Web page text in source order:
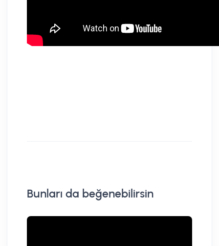
Bunları da beğenebilirsin